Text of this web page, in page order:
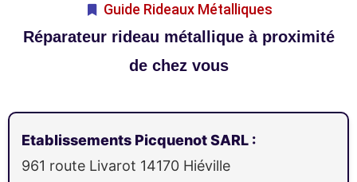
Guide Rideaux Métalliques
Réparateur rideau métallique à proximité
de chez vous
Etablissements Picquenot SARL :
961 route Livarot 14170 Hiéville